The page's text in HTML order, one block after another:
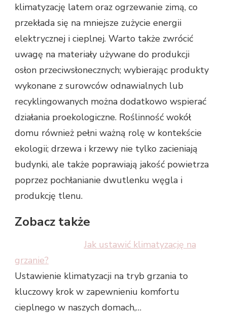
klimatyzację latem oraz ogrzewanie zimą, co
przekłada się na mniejsze zużycie energii
elektrycznej i cieplnej. Warto także zwrócić
uwagę na materiały używane do produkcji
osłon przeciwsłonecznych; wybierając produkty
wykonane z surowców odnawialnych lub
recyklingowanych można dodatkowo wspierać
działania proekologiczne. Roślinność wokół
domu również pełni ważną rolę w kontekście
ekologii; drzewa i krzewy nie tylko zacieniają
budynki, ale także poprawiają jakość powietrza
poprzez pochłanianie dwutlenku węgla i
produkcję tlenu.
Zobacz także
Jak ustawić klimatyzację na
grzanie?
Ustawienie klimatyzacji na tryb grzania to
kluczowy krok w zapewnieniu komfortu
cieplnego w naszych domach,…